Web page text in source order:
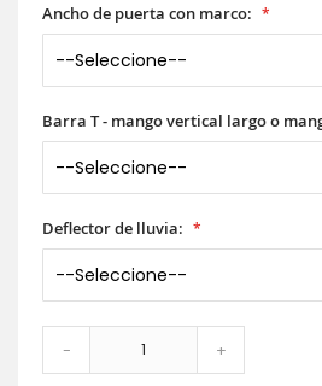
Ancho de puerta con marco:
Barra T - mango vertical largo o
Deflector de lluvia:
- +